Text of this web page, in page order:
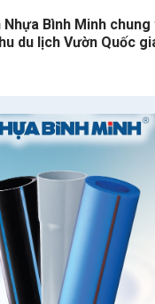
Nhựa Bình Minh
du lịch Vườn Quốc